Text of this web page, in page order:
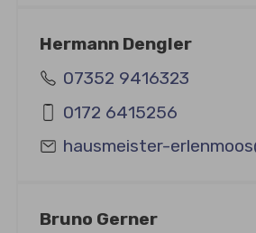
Hermann Dengler
07352 9416323
0172 6415256
hausmeister-
Bruno Gerner